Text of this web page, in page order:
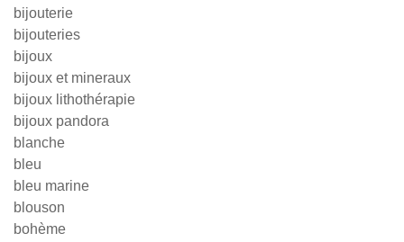
bijouterie
bijouteries
bijoux
bijoux et mineraux
bijoux lithothérapie
bijoux pandora
blanche
bleu
bleu marine
blouson
bohème